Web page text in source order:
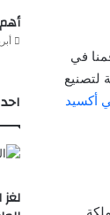
قمنا في
لتصنيع
أكسيد
أبريل